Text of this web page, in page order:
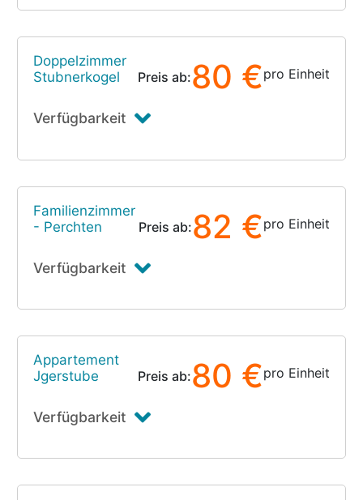
Doppelzimmer
Stubnerkogel
Preis ab:80 €pro Einheit
Verfügbarkeit
Familienzimmer
- Perchten
Preis ab:82 €pro Einheit
Verfügbarkeit
Appartement
Jgerstube
Preis ab:80 €pro Einheit
Verfügbarkeit